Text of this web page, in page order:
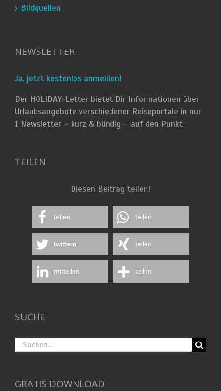
Bildquellen
NEWSLETTER
Ja, jetzt kostenlos anmelden!
Der HOLIDAY-Letter bietet Dir Informationen über
Urlaubsangebote verschiedener Reiseportale in nur
1 Newsletter – kurz & bündig – auf den Punkt!
TEILEN
Diesen Beitrag teilen!
teilen teilen
twittern teilen
mitteilen teilen
SUCHE
Suche
GRATIS DOWNLOAD